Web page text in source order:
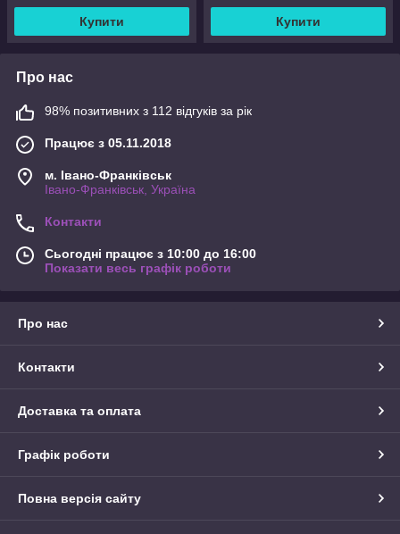
Купити Купити
Про нас
98% позитивних з 112 відгуків за рік
Працює з 05.11.2018
м. Івано-Франківськ
Івано-Франківськ, Україна
Контакти
Сьогодні працює з 10:00 до 16:00
Показати весь графік роботи
Про нас
Контакти
Доставка та оплата
Графік роботи
Повна версія сайту